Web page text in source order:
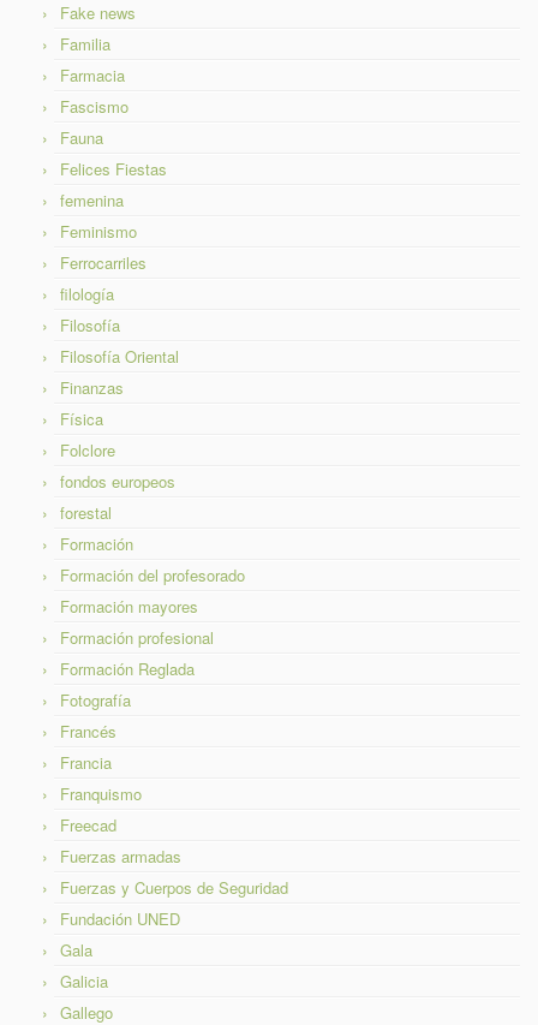
Fake news
Familia
Farmacia
Fascismo
Fauna
Felices Fiestas
femenina
Feminismo
Ferrocarriles
filología
Filosofía
Filosofía Oriental
Finanzas
Física
Folclore
fondos europeos
forestal
Formación
Formación del profesorado
Formación mayores
Formación profesional
Formación Reglada
Fotografía
Francés
Francia
Franquismo
Freecad
Fuerzas armadas
Fuerzas y Cuerpos de Seguridad
Fundación UNED
Gala
Galicia
Gallego